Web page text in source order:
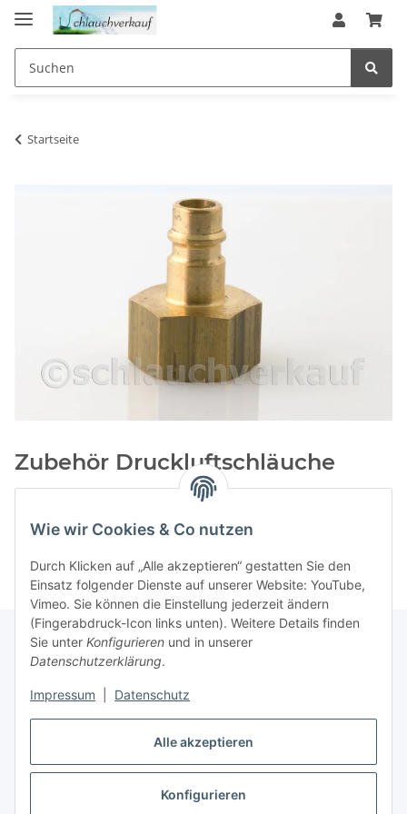
Alle akzeptieren
Konfigurieren
Wie wir Cookies & Co nutzen
Durch Klicken auf „Alle akzeptieren“ gestatten Sie den
Einsatz folgender Dienste auf unserer Website: YouTube,
Vimeo. Sie können die Einstellung jederzeit ändern
(Fingerabdruck-Icon links unten). Weitere Details finden
Sie unter Konfigurieren und in unserer
Datenschutzerklärung.
Impressum Datenschutz
Startseite
Zubehör Druckluftschläuche
Kategorien
Gesetzliche Informationen
Vertrag widerrufen